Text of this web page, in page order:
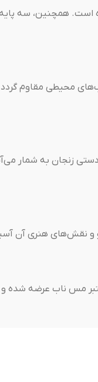
همچنین، سه پایه
محیطی مقاوم
زنجان به شمار
و نقش‌های هنری آن
مس ناب عرضه